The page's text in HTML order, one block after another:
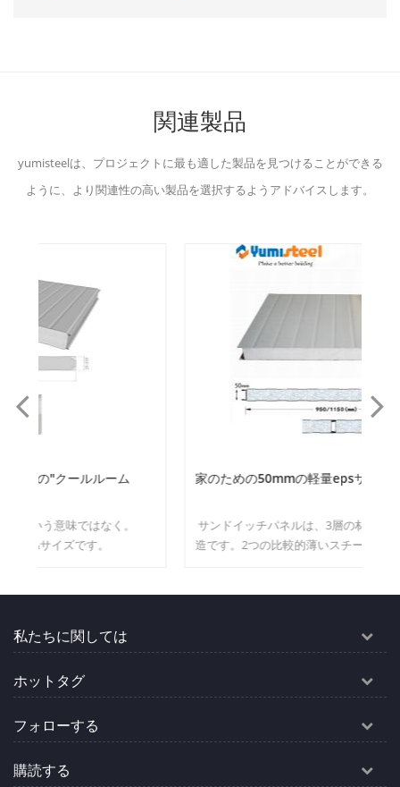
関連製品
yumisteelは、プロジェクトに最も適した製品を見つけることができる
ように、より関連性の高い製品を選択するようアドバイスします。
家のための50mmの軽量epsサンドイッチ壁パネル
サンドイッチパネルは、3層の材料で作られた1つの構
造です。2つの比較的薄いスチールスキン層の間に低密
私たちに関しては
ホットタグ
フォローする
購読する